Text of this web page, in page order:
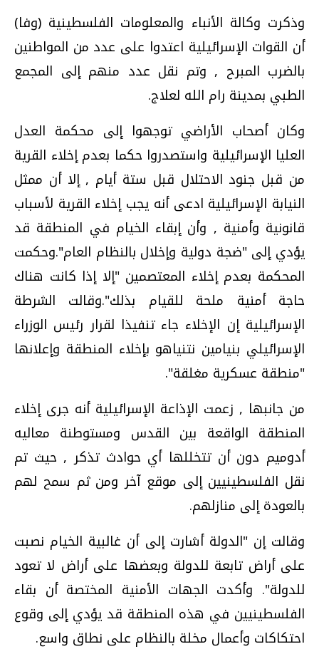
وذكرت وكالة الأنباء والمعلومات الفلسطينية (وفا)
أن القوات الإسرائيلية اعتدوا على عدد من المواطنين
بالضرب المبرح , وتم نقل عدد منهم إلى المجمع
الطبي بمدينة رام الله لعلاج.
وكان أصحاب الأراضي توجهوا إلى محكمة العدل
العليا الإسرائيلية واستصدروا حكما بعدم إخلاء القرية
من قبل جنود الاحتلال قبل ستة أيام , إلا أن ممثل
النيابة الإسرائيلية ادعى أنه يجب إخلاء القرية لأسباب
قانونية وأمنية , وأن إبقاء الخيام في المنطقة قد
يؤدي إلى "ضجة دولية وإخلال بالنظام العام".وحكمت
المحكمة بعدم إخلاء المعتصمين "إلا إذا كانت هناك
حاجة أمنية ملحة للقيام بذلك".وقالت الشرطة
الإسرائيلية إن الإخلاء جاء تنفيذا لقرار رئيس الوزراء
الإسرائيلي بنيامين نتنياهو بإخلاء المنطقة وإعلانها
"منطقة عسكرية مغلقة".
من جانبها , زعمت الإذاعة الإسرائيلية أنه جرى إخلاء
المنطقة الواقعة بين القدس ومستوطنة معاليه
أدوميم دون أن تتخللها أي حوادث تذكر , حيث تم
نقل الفلسطينيين إلى موقع آخر ومن ثم سمح لهم
بالعودة إلى منازلهم.
وقالت إن "الدولة أشارت إلى أن غالبية الخيام نصبت
على أراض تابعة للدولة وبعضها على أراض لا تعود
للدولة". وأكدت الجهات الأمنية المختصة أن بقاء
الفلسطينيين في هذه المنطقة قد يؤدي إلى وقوع
احتكاكات وأعمال مخلة بالنظام على نطاق واسع.